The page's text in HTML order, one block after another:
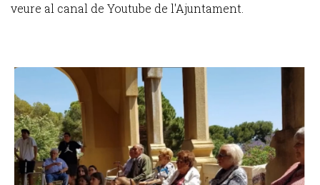
veure al canal de Youtube de l'Ajuntament.